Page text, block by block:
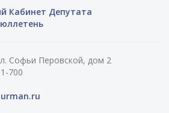
Кабинет Депутата
Софьи Перовской, дом 2
700